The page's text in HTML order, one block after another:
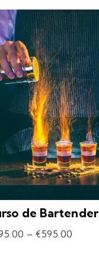
de Bartender
– €595.00